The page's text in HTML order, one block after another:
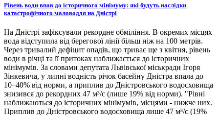
Рівень води впав до історичного мінімуму: які будуть наслідки
катастрофічного маловоддя на Дністрі
На Дністрі зафіксували рекордне обміління. В окремих місцях
вода відступила від берегової лінії більш ніж на 100 метрів.
Через тривалий дефіцит опадів, що триває ще з квітня, рівень
води в річці та її притоках наближається до історичних
мінімумів. За словами депутата Львівської міськради Ігоря
Зінкевича, у липні водність річок басейну Дністра впала до
10–40% від норми, а приплив до Дністровського водосховища
знизився до рекордних 47 м³/с (лише 19% від норми). "Рівні
наближаються до історичних мінімумів, місцями - нижче них.
Приплив до Дністровського водосховища лише 47 м³/с (19%